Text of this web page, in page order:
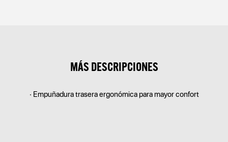
MÁS DESCRIPCIONES
• Empuñadura trasera ergonómica para mayor confort